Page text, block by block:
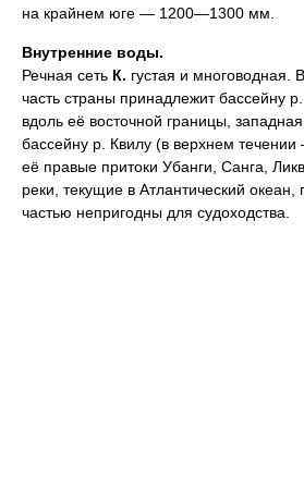
на крайнем юге — 1200—1300 мм.
Внутренние воды.
Речная сеть К. густая и многоводная.
часть страны принадлежит бассейну
вдоль её восточной границы,
бассейну р. Квилу (в верхнем
её правые притоки Убанги, Санга,
реки, текущие в Атлантический
частью непригодны для судоходства.